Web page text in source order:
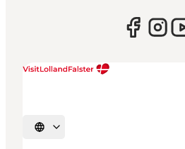
Sprache auswählen